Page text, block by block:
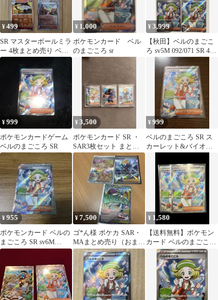
¥499
SR マスターボールミラ
ー 4枚まとめ売り ベル
ジャミングタワー他 マ
¥ 1,000
ポケモンカード ベル
のまごころ sr
¥3,999
【秋田】ベルのまごこ
ろ sv5M 092/071 SR 4枚
セット
¥999
ポケモンカードゲーム
ベルのまごころ SR
¥3,500
ポケモンカード SR ・
SAR3枚セット まとめ
売り
¥999
ベルのまごころ SR ス
カーレット&バイオレ
ージャッジ…
¥955
ポケモンカード ベルの
まごころ SR sv6M
092/071
¥7,500
ゴ*ん様 ポケカ SAR・
MAまとめ売り（おまけ
付き）
¥ 1,580
【送料無料】ポケモン
カード ベルのまごころ
SR 2枚セット